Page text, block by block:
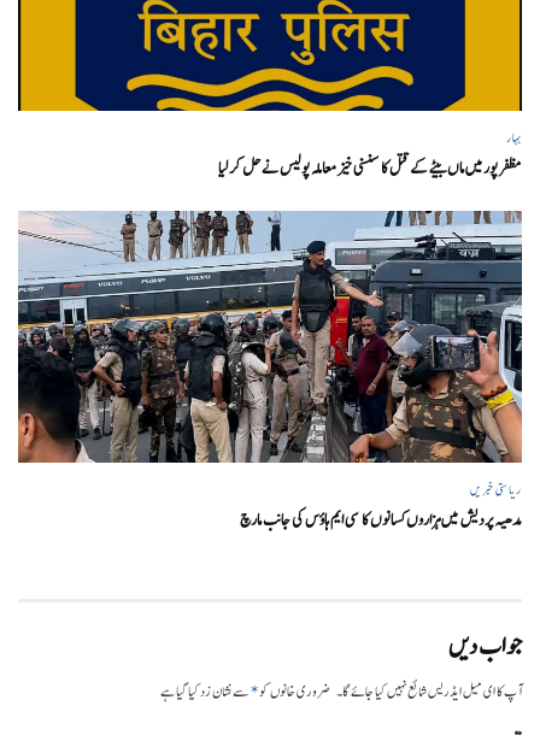
بہار
مظفر پور میں ماں بیٹے کے قتل کا سنسنی خیز معاملہ پولیس نے حل کر لیا
ریاستی خبریں
مدھیہ پردیش میں ہزاروں کسانوں کا سی ایم ہاؤس کی جانب مارچ
جواب دیں
آپ کا ای میل ایڈریس شائع نہیں کیا جائے گا۔ ضروری خانوں کو*سے نشان زد کیا گیا ہے